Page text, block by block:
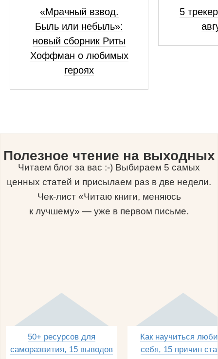
«Мрачный взвод.
Быль или небыль»:
новый сборник Риты
Хоффман о любимых
героях
5
Полезное чтение на выходных
Читаем блог за вас :-) Выбираем 5 самых
ценных статей и присылаем раз в две недели.
Чек-лист «Читаю книги, меняюсь
к лучшему» — уже в первом письме.
50+ ресурсов для
саморазвития, 15 выводов
Как научиться
себя, 15 причин